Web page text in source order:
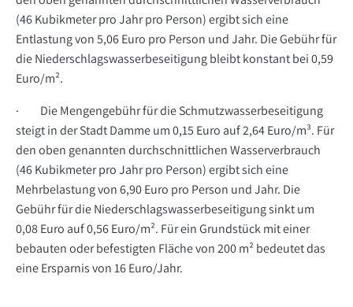
(46 Kubikmeter pro Jahr pro Person) ergibt sich eine
Entlastung von 5,06 Euro pro Person und Jahr. Die Gebühr für
die Niederschlagswasserbeseitigung bleibt konstant bei 0,59
Euro/m².
· Die Mengengebühr für die Schmutzwasserbeseitigung
steigt in der Stadt Damme um 0,15 Euro auf 2,64 Euro/m³. Für
den oben genannten durchschnittlichen Wasserverbrauch
(46 Kubikmeter pro Jahr pro Person) ergibt sich eine
Mehrbelastung von 6,90 Euro pro Person und Jahr. Die
Gebühr für die Niederschlagswasserbeseitigung sinkt um
0,08 Euro auf 0,56 Euro/m². Für ein Grundstück mit einer
bebauten oder befestigten Fläche von 200 m² bedeutet das
eine Ersparnis von 16 Euro/Jahr.